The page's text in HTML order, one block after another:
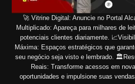
🚀 Vitrine Digital: Anuncie no Portal
Multiplicado: Apareça para milhares de
potenciais clientes diariamente.
Máxima: Espaços estratégicos que
seu negócio seja visto e lembrado.
Reais: Transforme acessos em
oportunidades e impulsione suas